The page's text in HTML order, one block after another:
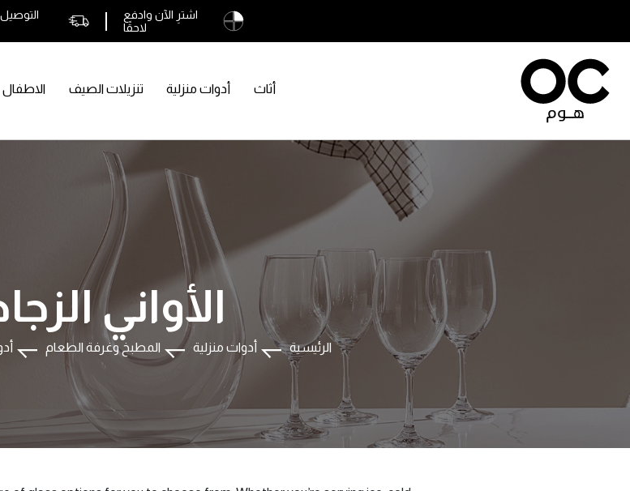
اشترِ الآن وادفع
لاحقًا
أثاث أدوات منزلية تنزيلات الصيف الاطفال
الرئيسية أدوات منزلية المطبخ وغرفة الطعام
الأواني